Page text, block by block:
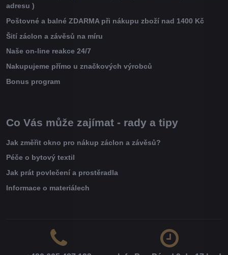
adresu )
Poštovné a balné ZDARMA při nákupu zboží nad 1400 Kč
Šití záclon a závěsů na míru
Naše on-line reakce 24/7
Nakupujeme přímo u značkových výrobců
Bonus program
Co Vás může zajímat - rady a tipy
Jak změřit okno pro nákup záclon a závěsů?
Péče o bytový textil
Jak prát povlečení a prostěradla
Informace o materiálech